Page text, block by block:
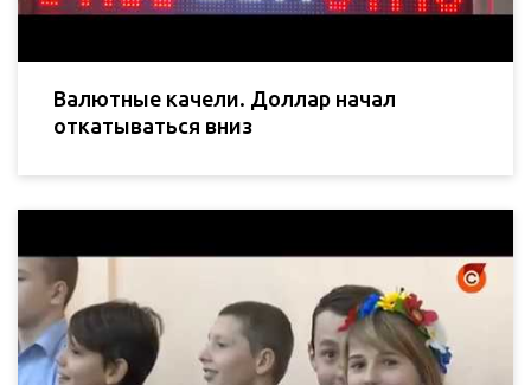
Валютные качели. Доллар начал
откатываться вниз